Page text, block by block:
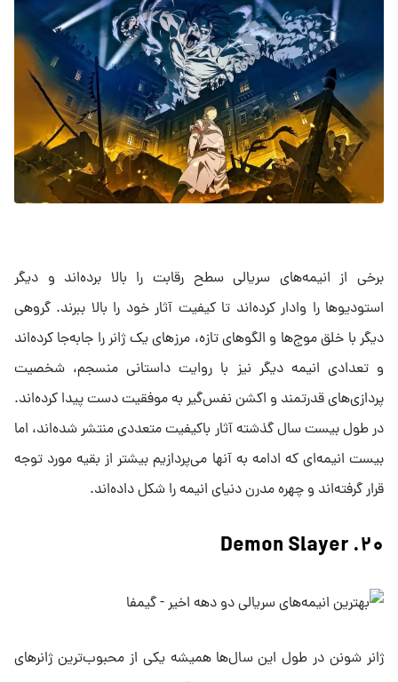
برخی از انیمه‌های سریالی سطح رقابت را بالا برده‌اند و دیگر
استودیوها را وادار کرده‌‌اند تا کیفیت آثار خود را بالا ببرند. گروهی
دیگر با خلق موج‌ها و الگوهای تازه، مرز‌های یک ژانر را جابه‌جا کرده‌اند
و تعدادی انیمه دیگر نیز با روایت داستانی منسجم، شخصیت‌
پردازی‌های قدرتمند و اکشن نفس‌گیر به موفقیت دست پیدا کرده‌اند.
در طول بیست سال گذشته آثار باکیفیت متعددی منتشر شده‌اند، اما
بیست انیمه‌ای که ادامه به آنها می‌پردازیم بیشتر از بقیه مورد توجه
قرار گرفته‌اند و چهره مدرن دنیای انیمه را شکل داده‌اند.
۲۰. Demon Slayer
ژانر شونن در طول این سال‌ها همیشه یکی از محبوب‌ترین ژانر‌های